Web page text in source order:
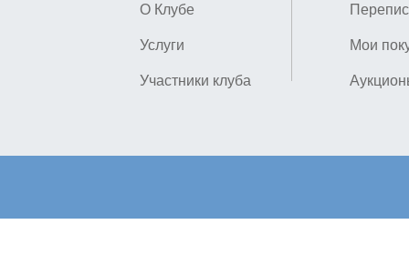
О Клубе
Услуги
Участники клуба
Мои